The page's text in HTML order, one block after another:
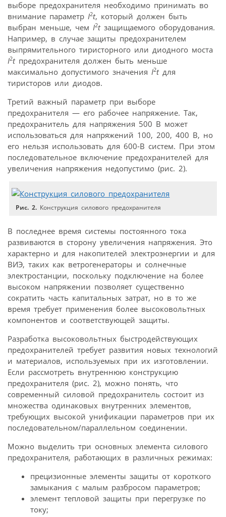
выборе предохранителя необходимо принимать во
внимание параметр I2t, который должен быть
выбран меньше, чем I2tзащищаемого оборудования.
Например, в случае защиты предохранителем
выпрямительного тиристорного или диодного моста
I2t предохранителя должен быть меньше
максимально допустимого значения I2tдля
тиристоров или диодов.
Третий важный параметр при выборе
предохранителя — его рабочее напряжение. Так,
предохранитель для напряжения 500 В может
использоваться для напряжений 100, 200, 400 В, но
его нельзя использовать для 600-В систем. При этом
последовательное включение предохранителей для
увеличения напряжения недопустимо (рис. 2).
Рис. 2. Конструкция силового предохранителя
В последнее время системы постоянного тока
развиваются в сторону увеличения напряжения. Это
характерно и для накопителей электроэнергии и для
ВИЭ, таких как ветрогенераторы и солнечные
электростанции, поскольку подключение на более
высоком напряжении позволяет существенно
сократить часть капитальных затрат, но в то же
время требует применения более высоковольтных
компонентов и соответствующей защиты.
Разработка высоковольтных быстродействующих
предохранителей требует развития новых технологий
и материалов, используемых при их изготовлении.
Если рассмотреть внутреннюю конструкцию
предохранителя (рис. 2), можно понять, что
современный силовой предохранитель состоит из
множества одинаковых внутренних элементов,
требующих высокой унификации параметров при их
последовательном/параллельном соединении.
Можно выделить три основных элемента силового
предохранителя, работающих в различных режимах:
прецизионные элементы защиты от короткого
замыкания с малым разбросом параметров;
элемент тепловой защиты при перегрузке по
току;